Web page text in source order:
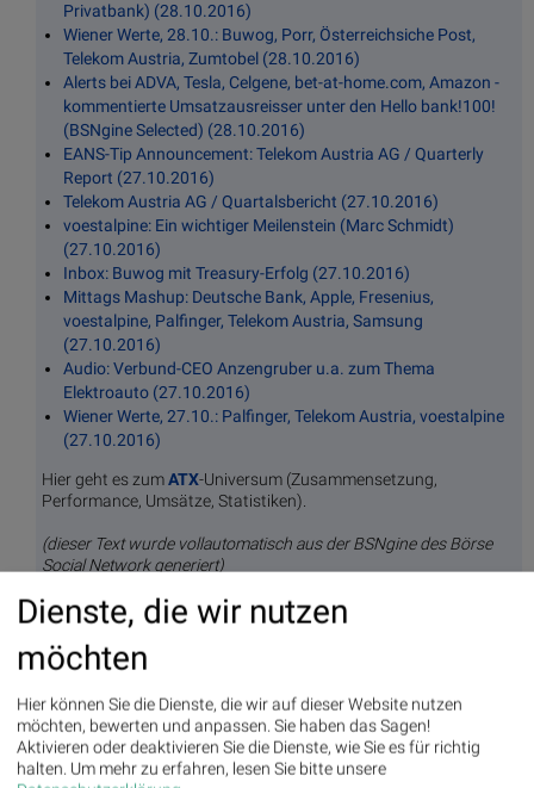
Privatbank) (28.10.2016)
Wiener Werte, 28.10.: Buwog, Porr, Österreichsiche Post,
Telekom Austria, Zumtobel (28.10.2016)
Alerts bei ADVA, Tesla, Celgene, bet-at-home.com, Amazon -
kommentierte Umsatzausreisser unter den Hello bank!100!
(BSNgine Selected) (28.10.2016)
EANS-Tip Announcement: Telekom Austria AG / Quarterly
Report (27.10.2016)
Telekom Austria AG / Quartalsbericht (27.10.2016)
voestalpine: Ein wichtiger Meilenstein (Marc Schmidt)
(27.10.2016)
Inbox: Buwog mit Treasury-Erfolg (27.10.2016)
Mittags Mashup: Deutsche Bank, Apple, Fresenius,
voestalpine, Palfinger, Telekom Austria, Samsung
(27.10.2016)
Audio: Verbund-CEO Anzengruber u.a. zum Thema
Elektroauto (27.10.2016)
Wiener Werte, 27.10.: Palfinger, Telekom Austria, voestalpine
(27.10.2016)
Hier geht es zumATX-Universum (Zusammensetzung,
Performance, Umsätze, Statistiken).
(dieser Text wurde vollautomatisch aus der BSNgine des Börse
Social Network generiert)
Was noch interessant sein dürfte:
Alerts bei Amgen, Amazon, Alphabet-A, Polytec, Baidu, Buwog ,
ADVA Optical Networking- kommentierte Umsatzausreisser unter
den Hello bank!100! (BSNgine Selected)
Dienste, die wir nutzen
möchten
Hier können Sie die Dienste, die wir auf dieser Website nutzen
möchten, bewerten und anpassen. Sie haben das Sagen!
Aktivieren oder deaktivieren Sie die Dienste, wie Sie es für richtig
halten. Um mehr zu erfahren, lesen Sie bitte unsere